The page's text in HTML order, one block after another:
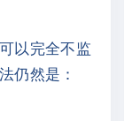
以完全不监
仍然是：